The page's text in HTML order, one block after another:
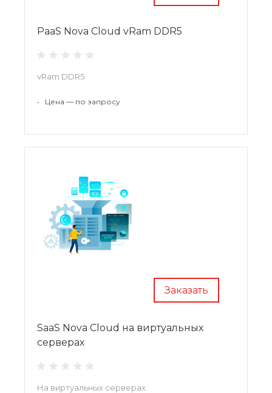
PaaS Nova Cloud vRam DDR5
vRam DDR5
• Цена — по запросу
Заказать
SaaS Nova Cloud на виртуальных
серверах
На виртуальных серверах